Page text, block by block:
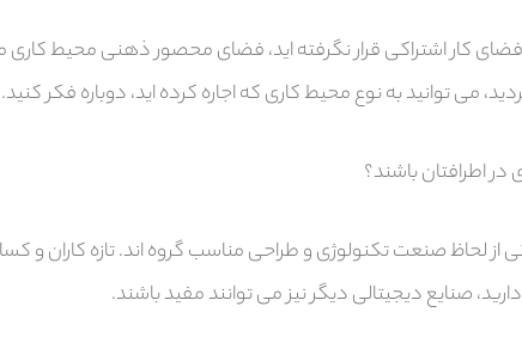
فضای کار اشتراکی قرار نگرفته اید، فضای محصور ذهنی محیط
می توانید به نوع محیط کاری که اجاره کرده اید، دوباره فکر کنید.
اطرافتان باشند؟
از لحاظ صنعت تکنولوژی و طراحی مناسب گروه اند. تازه کاران و
صنایع دیجیتالی دیگر نیز می توانند مفید باشند.